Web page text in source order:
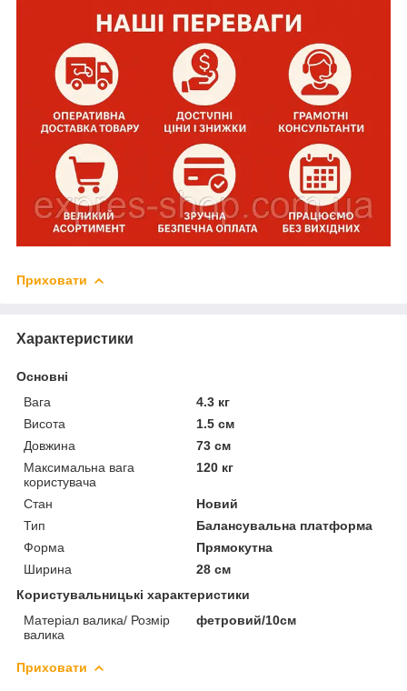
Приховати
Характеристики
Основні
Вага
4.3 кг
Висота
1.5 см
Довжина
73 см
Максимальна вага
користувача
120 кг
Стан
Новий
Тип
Балансувальна платформа
Форма
Прямокутна
Ширина
28 см
Користувальницькі характеристики
Матеріал валика/ Розмір
валика
фетровий/10см
Приховати